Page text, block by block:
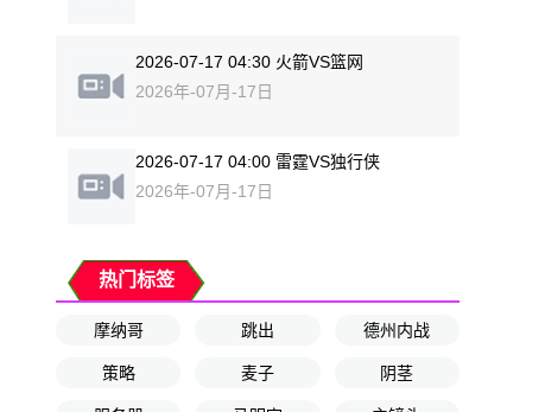
2026-07-17 04:30 火箭VS篮网
2026年-07月-17日
2026-07-17 04:00 雷霆VS独行侠
2026年-07月-17日
热门标签
摩纳哥 跳出 德州内战
策略 麦子 阴茎